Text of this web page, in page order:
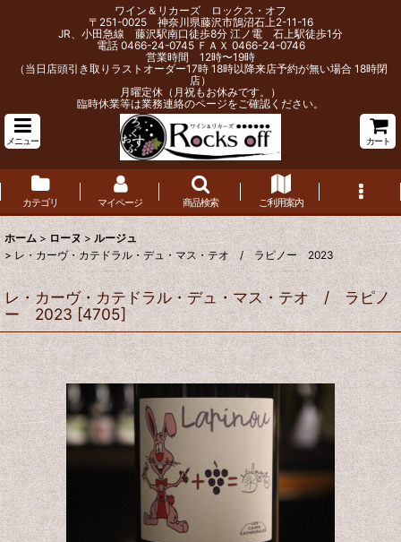
ワイン＆リカーズ ロックス・オフ
〒251-0025 神奈川県藤沢市鵠沼石上2-11-16
JR、小田急線 藤沢駅南口徒歩8分 江ノ電 石上駅徒歩1分
電話 0466-24-0745 ＦＡＸ 0466-24-0746
営業時間 12時〜19時
（当日店頭引き取りラストオーダー17時 18時以降来店予約が無い場合 18時閉
店）
月曜定休（月祝もお休みです。）
臨時休業等は業務連絡のページをご確認ください。
メニュー カート
カテゴリ マイページ 商品検索 ご利用案内
ホーム > ローヌ > ルージュ
> レ・カーヴ・カテドラル・デュ・マス・テオ / ラピノー 2023
レ・カーヴ・カテドラル・デュ・マス・テオ / ラピノ
ー 2023 [4705]